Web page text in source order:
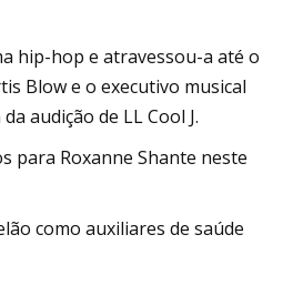
hip-hop e atravessou-a até o
Blow e o executivo musical
audição de LL Cool J.
para Roxanne Shante neste
como auxiliares de saúde